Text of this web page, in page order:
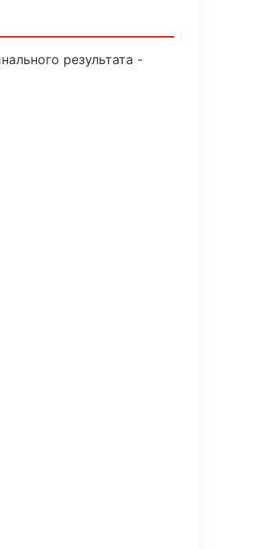
результата -